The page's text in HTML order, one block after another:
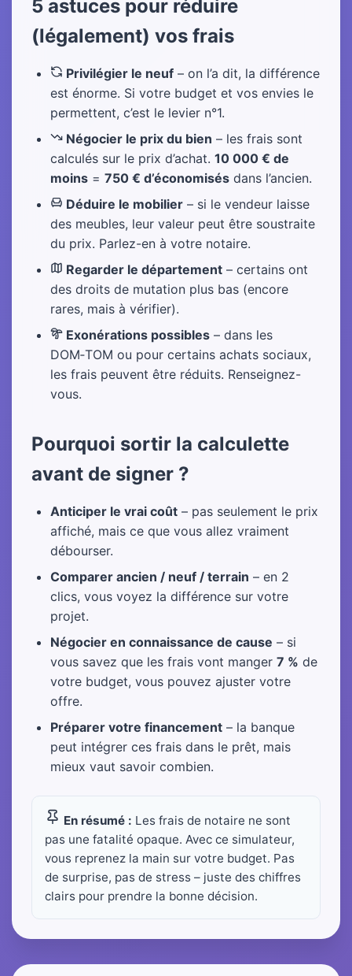
5 astuces pour réduire
(légalement) vos frais
Privilégier le neuf – on l’a dit, la différence
est énorme. Si votre budget et vos envies le
permettent, c’est le levier n°1.
Négocier le prix du bien – les frais sont
calculés sur le prix d’achat. 10 000 € de
moins = 750 € d’économisés dans l’ancien.
Déduire le mobilier – si le vendeur laisse
des meubles, leur valeur peut être soustraite
du prix. Parlez-en à votre notaire.
Regarder le département – certains ont
des droits de mutation plus bas (encore
rares, mais à vérifier).
Exonérations possibles – dans les
DOM‑TOM ou pour certains achats sociaux,
les frais peuvent être réduits. Renseignez-
vous.
Pourquoi sortir la calculette
avant de signer ?
Anticiper le vrai coût – pas seulement le prix
affiché, mais ce que vous allez vraiment
débourser.
Comparer ancien / neuf / terrain – en 2
clics, vous voyez la différence sur votre
projet.
Négocier en connaissance de cause – si
vous savez que les frais vont manger 7 % de
votre budget, vous pouvez ajuster votre
offre.
Préparer votre financement – la banque
peut intégrer ces frais dans le prêt, mais
mieux vaut savoir combien.
En résumé : Les frais de notaire ne sont
pas une fatalité opaque. Avec ce simulateur,
vous reprenez la main sur votre budget. Pas
de surprise, pas de stress – juste des chiffres
clairs pour prendre la bonne décision.